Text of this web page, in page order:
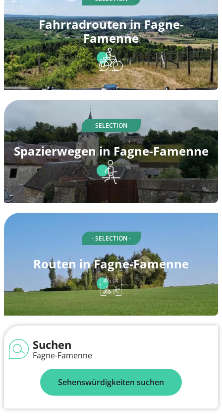
Fahrradrouten in Fagne-
Famenne
- SELECTION -
Spazierwegen in Fagne-Famenne
- SELECTION -
Routen in Fagne-Famenne
Suchen
Fagne-Famenne
Sehenswürdigkeiten suchen